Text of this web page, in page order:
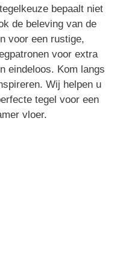
bepaalt niet
de beleving van de
voor een rustige,
voor extra
eindeloos. Kom langs
Wij helpen u
tegel voor een
vloer.